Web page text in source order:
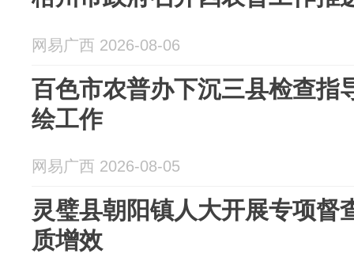
网易广西 2026-08-06
百色市农普办下沉三县检查指
绘工作
网易广西 2026-08-05
灵璧县朝阳镇人大开展专项督
质增效